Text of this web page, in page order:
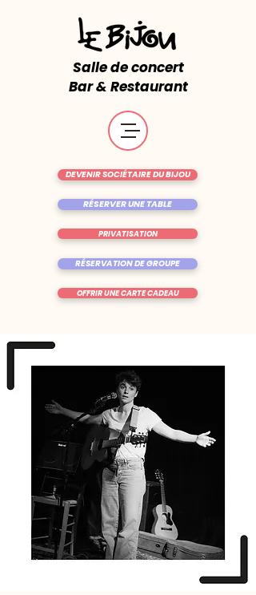
Salle de concert
Bar & Restaurant
RÉSERVER UNE TABLE
OFFRIR UNE CARTE CADEAU
DEVENIR SOCIÉTAIRE DU BIJOU
RÉSERVATION DE GROUPE
PRIVATISATION